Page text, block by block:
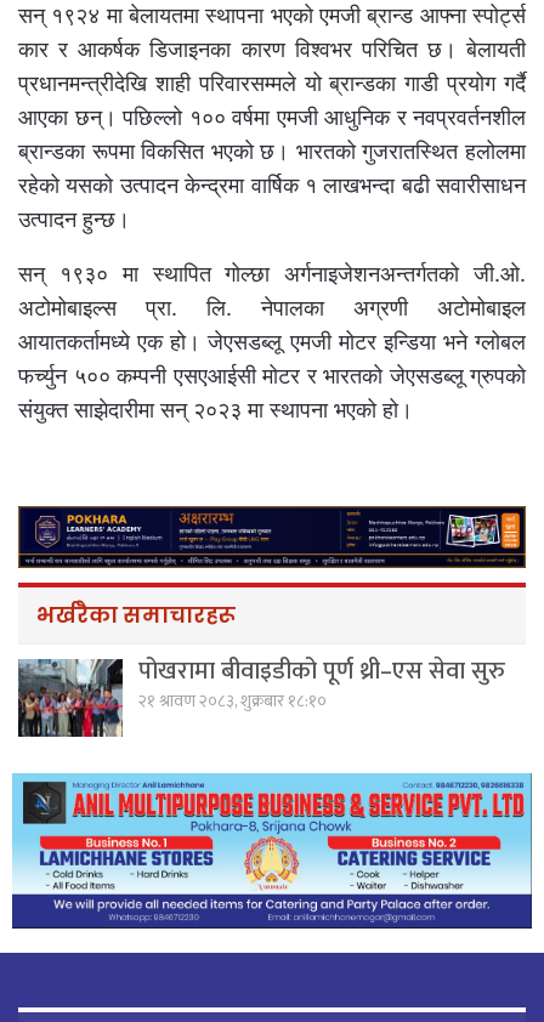
सन् १९२४ मा बेलायतमा स्थापना भएको एमजी ब्रान्ड आफ्ना स्पोर्ट्स
कार र आकर्षक डिजाइनका कारण विश्वभर परिचित छ। बेलायती
प्रधानमन्त्रीदेखि शाही परिवारसम्मले यो ब्रान्डका गाडी प्रयोग गर्दै
आएका छन्। पछिल्लो १०० वर्षमा एमजी आधुनिक र नवप्रवर्तनशील
ब्रान्डका रूपमा विकसित भएको छ। भारतको गुजरातस्थित हलोलमा
रहेको यसको उत्पादन केन्द्रमा वार्षिक १ लाखभन्दा बढी सवारीसाधन
उत्पादन हुन्छ।
सन् १९३० मा स्थापित गोल्छा अर्गनाइजेशनअन्तर्गतको जी.ओ.
अटोमोबाइल्स प्रा. लि. नेपालका अग्रणी अटोमोबाइल
आयातकर्तामध्ये एक हो। जेएसडब्लू एमजी मोटर इन्डिया भने ग्लोबल
फर्च्युन ५०० कम्पनी एसएआईसी मोटर र भारतको जेएसडब्लू ग्रुपको
संयुक्त साझेदारीमा सन् २०२३ मा स्थापना भएको हो।
भर्खरैका समाचारहरू
पोखरामा बीवाइडीको पूर्ण थ्री–एस सेवा सुरु
२१ श्रावण २०८३, शुक्रबार १८:१०